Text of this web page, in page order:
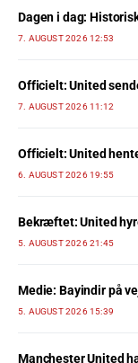
Dagen i dag:
7. AUGUST 2026 12:53
Officielt: United
7. AUGUST 2026 11:12
Officielt: United
6. AUGUST 2026 19:55
Bekræftet: United
5. AUGUST 2026 21:45
Medie: Bayindir på
5. AUGUST 2026 15:39
Manchester United